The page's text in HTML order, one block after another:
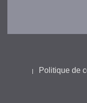
Politique de